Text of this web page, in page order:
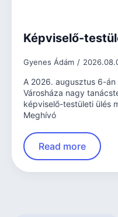
Képviselő-
Gyenes Ádám
A 2026. augusztus 6-
Városháza nagy
képviselő-testületi ülés
Meghívó
Read more